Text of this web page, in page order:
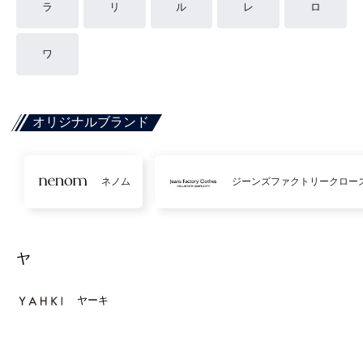
ラ リ ル レ ロ
ワ
オリジナルブランド
ネノム ジーンズファクトリークロー
ヤ
ヤーキ